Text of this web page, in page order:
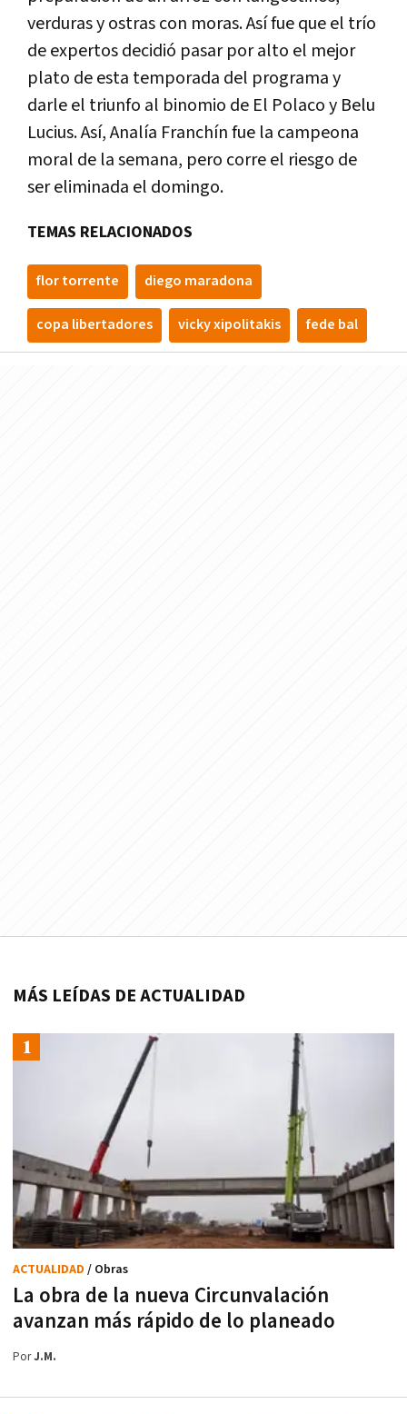
verduras y ostras con moras. Así fue que el trío
de expertos decidió pasar por alto el mejor
plato de esta temporada del programa y
darle el triunfo al binomio de El Polaco y Belu
Lucius. Así, Analía Franchín fue la campeona
moral de la semana, pero corre el riesgo de
ser eliminada el domingo.
TEMAS RELACIONADOS
flor torrente diego maradona
copa libertadores vicky xipolitakis fede bal
MÁS LEÍDAS DE ACTUALIDAD
La obra de la nueva Circunvalación
avanzan más rápido de lo planeado
ACTUALIDAD / Obras
PorJ.M.